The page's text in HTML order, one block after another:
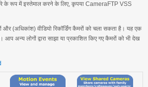
के रूप में इस्तेमाल करने के लिए, कृपया CameraFTP VSS
और (अधिकांश) वीडियो रिकॉर्डिंग कैमरों को चला सकता है। यह एक
अन्य लोगों द्वारा साझा या प्रकाशित किए गए कैमरों को भी देख